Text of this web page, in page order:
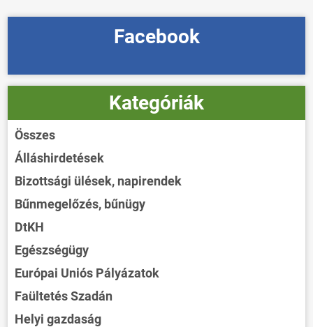
Facebook
Kategóriák
Összes
Álláshirdetések
Bizottsági ülések, napirendek
Bűnmegelőzés, bűnügy
DtKH
Egészségügy
Európai Uniós Pályázatok
Faültetés Szadán
Helyi gazdaság